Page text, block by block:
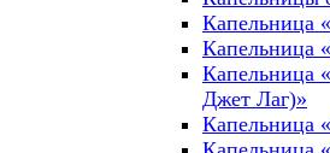
Капельница
Капельница
Капельница
Джет Лаг)»
Капельница